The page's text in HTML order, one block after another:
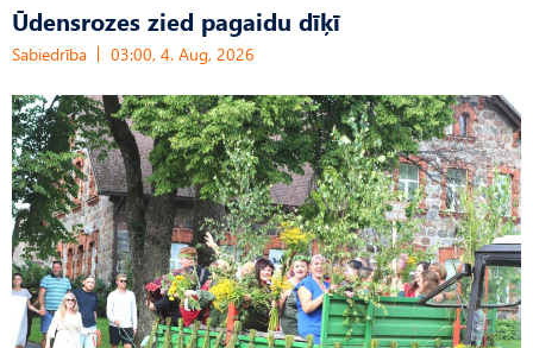
Ūdensrozes zied pagaidu dīķī
Sabiedrība 03:00, 4. Aug, 2026